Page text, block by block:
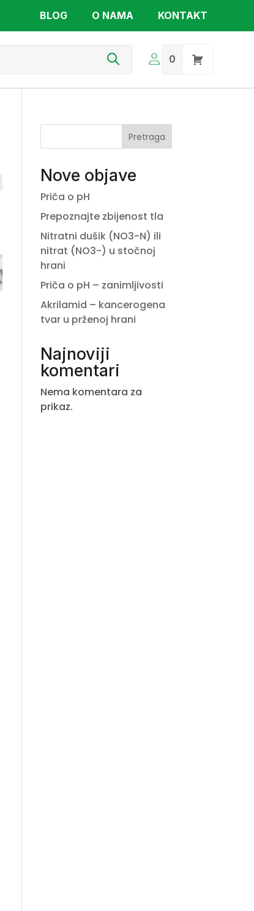
BLOG O NAMA KONTAKT
0
Pretraga
Nove objave
Priča o pH
Prepoznajte zbijenost tla
Nitratni dušik (NO3-N) ili
nitrat (NO3-) u stočnoj
hrani
Priča o pH – zanimljivosti
Akrilamid – kancerogena
tvar u prženoj hrani
Najnoviji
komentari
Nema komentara za
prikaz.